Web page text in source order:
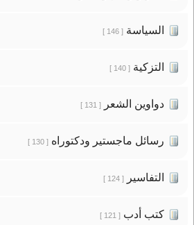
السياسة[ 146 ]
التزكية[ 140 ]
دواوين الشعر[ 131 ]
رسائل ماجستير ودكتوراه[ 130 ]
التفاسير[ 124 ]
كتب أدب[ 121 ]